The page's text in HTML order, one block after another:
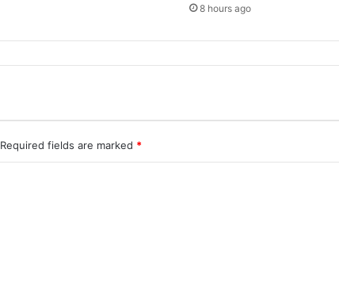
8 hours ago
Required fields are marked *